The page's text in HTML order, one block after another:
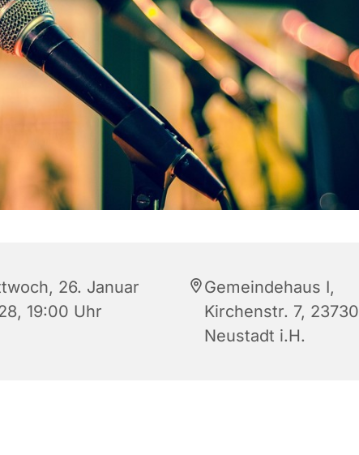
26. Januar
19:00 Uhr
Gemeindehaus I,
Kirchenstr. 7, 23730
Neustadt i.H.